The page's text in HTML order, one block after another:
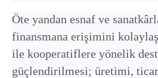
Öte yandan esnaf ve
finansmana erişimini
ile kooperatiflere yönelik
güçlendirilmesi; üretimi,